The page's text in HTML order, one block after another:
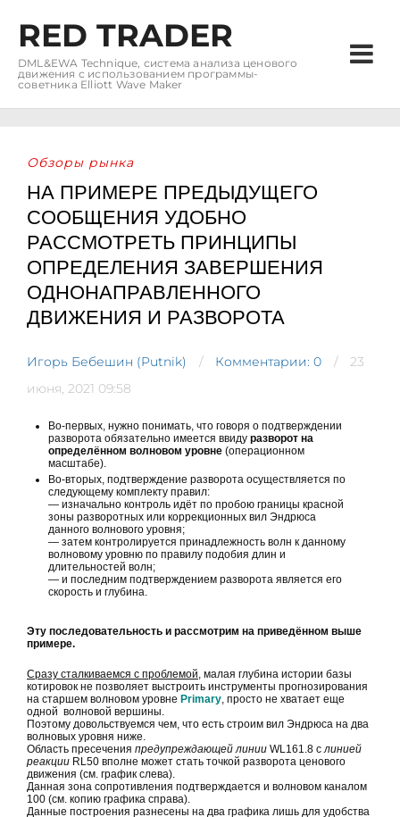
RED TRADER
DML&EWA Technique, система анализа ценового
движения с использованием программы-
советника Elliott Wave Maker
Обзоры рынка
НА ПРИМЕРЕ ПРЕДЫДУЩЕГО
СООБЩЕНИЯ УДОБНО
РАССМОТРЕТЬ ПРИНЦИПЫ
ОПРЕДЕЛЕНИЯ ЗАВЕРШЕНИЯ
ОДНОНАПРАВЛЕННОГО
ДВИЖЕНИЯ И РАЗВОРОТА
Игорь Бебешин (Putnik) Комментарии: 0
23
июня, 2021 09:58
Во-первых, нужно понимать, что говоря о подтверждении
разворота обязательно имеется ввиду разворот на
определённом волновом уровне (операционном
масштабе).
Во-вторых, подтверждение разворота осуществляется по
следующему комплекту правил:
— изначально контроль идёт по пробою границы красной
зоны разворотных или коррекционных вил Эндрюса
данного волнового уровня;
— затем контролируется принадлежность волн к данному
волновому уровню по правилу подобия длин и
длительностей волн;
— и последним подтверждением разворота является его
скорость и глубина.
Эту последовательность и рассмотрим на приведённом выше
примере.
Сразу сталкиваемся с проблемой, малая глубина истории базы
котировок не позволяет выстроить инструменты прогнозирования
на старшем волновом уровне Primary, просто не хватает еще
одной волновой вершины.
Поэтому довольствуемся чем, что есть строим вил Эндрюса на два
волновых уровня ниже.
Область пресечения предупреждающей линии WL161.8 слинией
реакции RL50 вполне может стать точкой разворота ценового
движения (см. график слева).
Данная зона сопротивления подтверждается и волновом каналом
100 (см. копию графика справа).
Данные построения разнесены на два графика лишь для удобства